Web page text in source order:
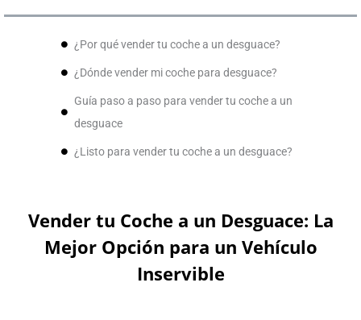
¿Por qué vender tu coche a un desguace?
¿Dónde vender mi coche para desguace?
Guía paso a paso para vender tu coche a un
desguace
¿Listo para vender tu coche a un desguace?
Vender tu Coche a un Desguace: La
Mejor Opción para un Vehículo
Inservible